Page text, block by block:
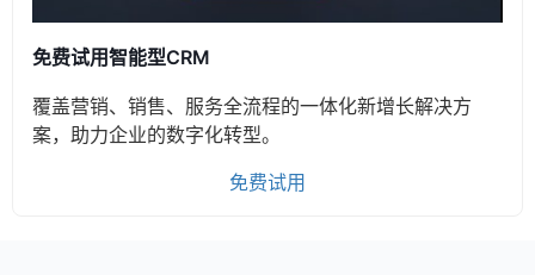
免费试用智能型CRM
覆盖营销、销售、服务全流程的一体化新增长解决方
案，助力企业的数字化转型。
免费试用